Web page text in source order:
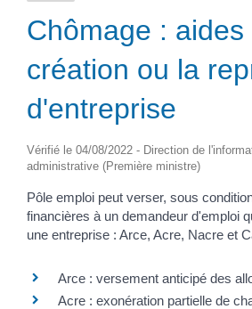
Chômage : aides
création ou la
d'entreprise
Vérifié le 04/08/2022 - Direction de
administrative (Première ministre)
Pôle emploi peut verser, sous
financières à un demandeur d'emploi
une entreprise : Arce, Acre, Nacre et
Arce : versement anticipé des
Acre : exonération partielle de